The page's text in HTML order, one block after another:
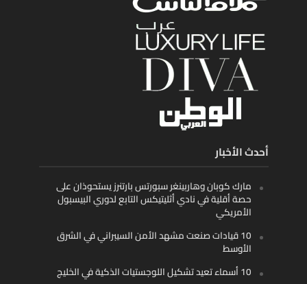
أحدث الأخبار
مارك كوبان وهاربينغر سبورتس بارتنرز يستحوذان على
حصة أقلية في نادي أثليتيكس التابع لدوري البيسبول
الأمريكي
10 قيادات صنعت مشهد الأمن السيبراني في الشرق
الأوسط
10 أسماء تعيد تشكيل اللوجستيات الذكية في الخليج